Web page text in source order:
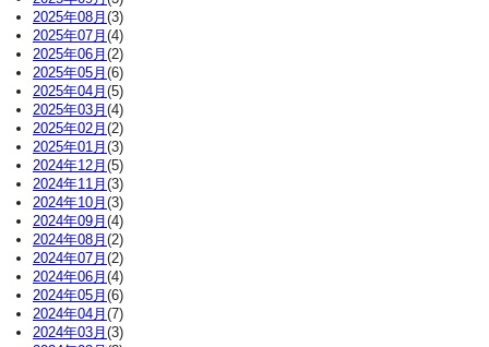
2025年08月 (3)
2025年07月 (4)
2025年06月 (2)
2025年05月 (6)
2025年04月 (5)
2025年03月 (4)
2025年02月 (2)
2025年01月 (3)
2024年12月 (5)
2024年11月 (3)
2024年10月 (3)
2024年09月 (4)
2024年08月 (2)
2024年07月 (2)
2024年06月 (4)
2024年05月 (6)
2024年04月 (7)
2024年03月 (3)